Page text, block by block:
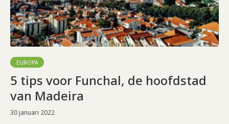
EUROPA
5 tips voor Funchal, de hoofdstad
van Madeira
30 januari 2022